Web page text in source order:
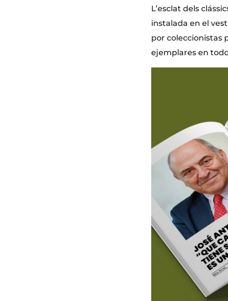
L’esclat dels
instalada en el
por coleccionistas
ejemplares en